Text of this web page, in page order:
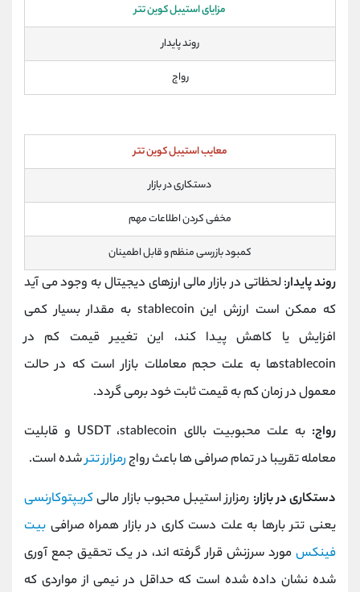
مزایای استیبل کوین تتر
روند پایدار
رواج
معایب استیبل کوین تتر
دستکاری در بازار
مخفی کردن اطلاعات مهم
کمبود بازرسی منظم و قابل اطمینان
روند پایدار: لحظاتی در بازار مالی ارزهای دیجیتال به وجود می آید
که ممکن است ارزش این stablecoin به مقدار بسیار کمی
افزایش یا کاهش پیدا کند، این تغییر قیمت کم در
stablecoinها به علت حجم معاملات بازار است که در حالت
معمول در زمان کم به قیمت ثابت خود برمی گردد.
رواج: به علت محبوبیت بالای stablecoin، USDT و قابلیت
معامله تقریبا در تمام صرافی ها باعث رواجرمزارز تترشده است.
دستکاری در بازار: رمزارز استیبل محبوب بازار مالیکریپتوکارنسی
یعنی تتر بارها به علت دست کاری در بازار همراه صرافی بیت
فینکس مورد سرزنش قرار گرفته اند، در یک تحقیق جمع آوری
شده نشان داده شده است که حداقل در نیمی از مواردی که